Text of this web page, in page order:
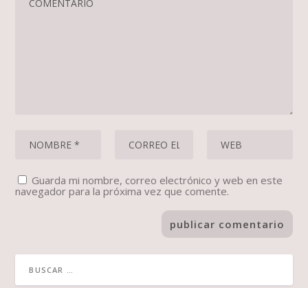
Guarda mi nombre, correo electrónico y web en este
navegador para la próxima vez que comente.